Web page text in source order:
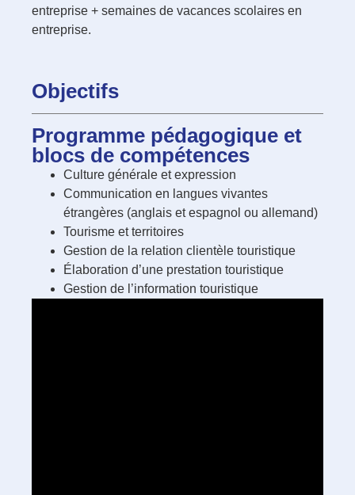
entreprise + semaines de vacances scolaires en
entreprise.
Objectifs
Programme pédagogique et
blocs de compétences
Culture générale et expression
Communication en langues vivantes
étrangères (anglais et espagnol ou allemand)
Tourisme et territoires
Gestion de la relation clientèle touristique
Élaboration d’une prestation touristique
Gestion de l’information touristique